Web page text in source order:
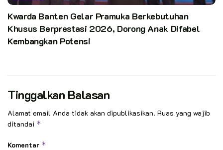
Kwarda Banten Gelar Pramuka Berkebutuhan
Khusus Berprestasi 2026, Dorong Anak Difabel
Kembangkan Potensi
Tinggalkan Balasan
Alamat email Anda tidak akan dipublikasikan. Ruas yang wajib
ditandai *
Komentar *